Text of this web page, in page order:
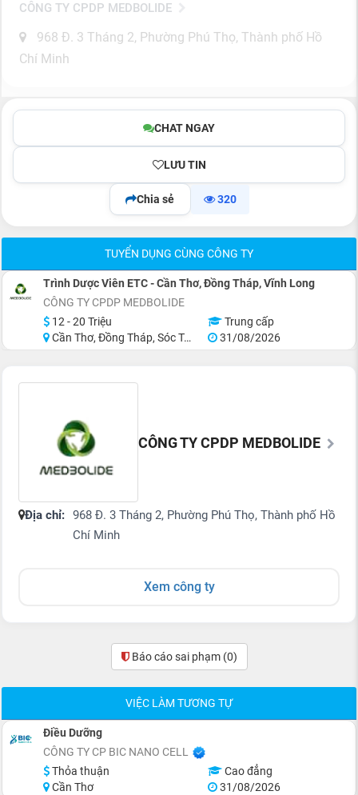
CÔNG TY CPDP MEDBOLIDE
968 Đ. 3 Tháng 2, Phường Phú Thọ, Thành phố Hồ
Chí Minh
CHAT NGAY
LƯU TIN
Chia sẻ 320
TUYỂN DỤNG CÙNG CÔNG TY
Trình Dược Viên ETC - Cần Thơ, Đồng Tháp, Vĩnh Long
CÔNG TY CPDP MEDBOLIDE
12 - 20 Triệu
Trung cấp
Cần Thơ, Đồng Tháp, Sóc Trăng
31/08/2026
CÔNG TY CPDP MEDBOLIDE
Địa chỉ: 968 Đ. 3 Tháng 2, Phường Phú Thọ, Thành phố Hồ
Chí Minh
Xem công ty
Báo cáo sai phạm (0)
VIỆC LÀM TƯƠNG TỰ
Điều Dưỡng
CÔNG TY CP BIC NANO CELL
Thỏa thuận
Cao đẳng
Cần Thơ
31/08/2026